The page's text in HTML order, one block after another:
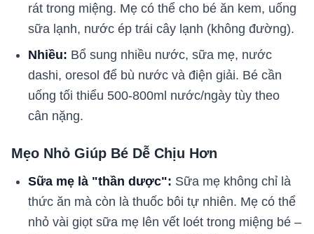
rát trong miệng. Mẹ có thể cho bé ăn kem, uống
sữa lạnh, nước ép trái cây lạnh (không đường).
Nhiều: Bổ sung nhiều nước, sữa mẹ, nước
dashi, oresol để bù nước và điện giải. Bé cần
uống tối thiểu 500-800ml nước/ngày tùy theo
cân nặng.
Mẹo Nhỏ Giúp Bé Dễ Chịu Hơn
Sữa mẹ là "thần dược": Sữa mẹ không chỉ là
thức ăn mà còn là thuốc bôi tự nhiên. Mẹ có thể
nhỏ vài giọt sữa mẹ lên vết loét trong miệng bé –